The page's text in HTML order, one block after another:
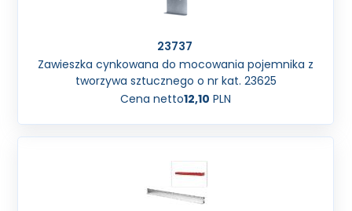
23737
Zawieszka cynkowana do mocowania pojemnika z
tworzywa sztucznego o nr kat. 23625
Cena netto12,10 PLN